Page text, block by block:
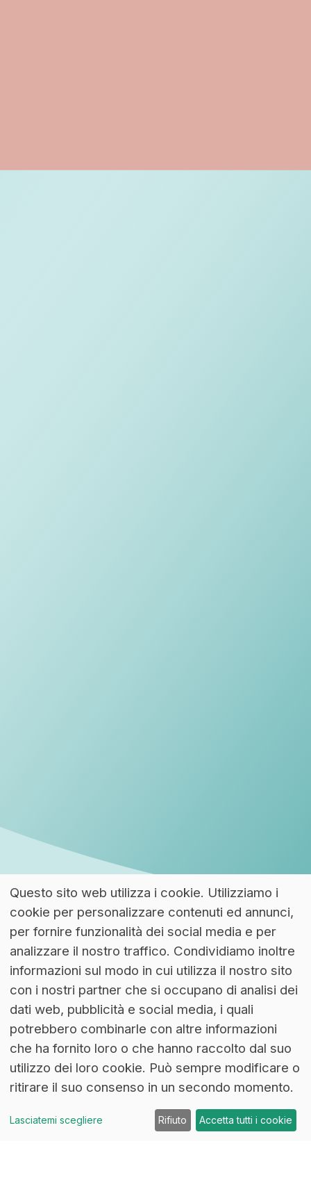
Questo sito web utilizza i cookie. Utilizziamo i
cookie per personalizzare contenuti ed annunci,
per fornire funzionalità dei social media e per
analizzare il nostro traffico. Condividiamo inoltre
informazioni sul modo in cui utilizza il nostro sito
con i nostri partner che si occupano di analisi dei
dati web, pubblicità e social media, i quali
potrebbero combinarle con altre informazioni
che ha fornito loro o che hanno raccolto dal suo
utilizzo dei loro cookie. Può sempre modificare o
ritirare il suo consenso in un secondo momento.
Lasciatemi scegliere Rifiuto Accetta tutti i cookie